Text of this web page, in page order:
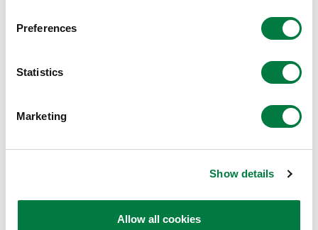
Preferences
Statistics
Marketing
Show details
Allow all cookies
株主
三井化学株式会社 100％
資本金